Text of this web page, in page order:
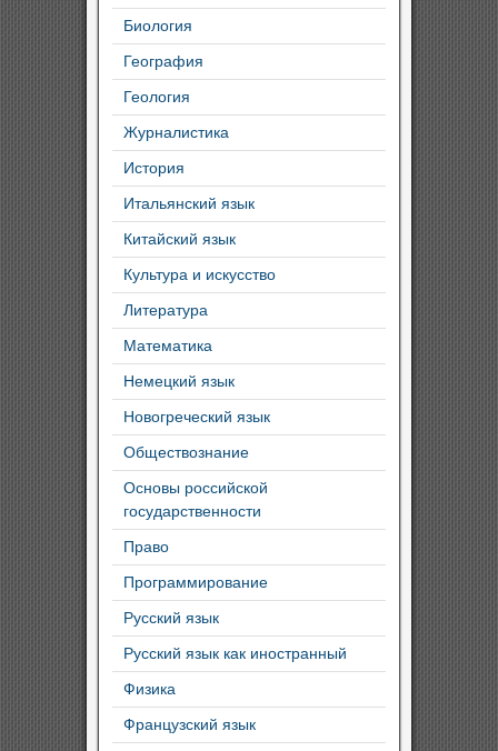
Биология
География
Геология
Журналистика
История
Итальянский язык
Китайский язык
Культура и искусство
Литература
Математика
Немецкий язык
Новогреческий язык
Обществознание
Основы российской
государственности
Право
Программирование
Русский язык
Русский язык как иностранный
Физика
Французский язык